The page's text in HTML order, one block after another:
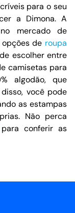
para o seu
a Dimona. A
mercado de
de roupa
escolher entre
camisetas para
algodão, que
você pode
as estampas
Não perca
para conferir as